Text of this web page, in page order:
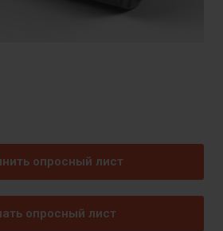
опросный лист
опросный лист